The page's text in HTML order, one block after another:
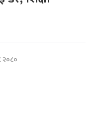
२०८०